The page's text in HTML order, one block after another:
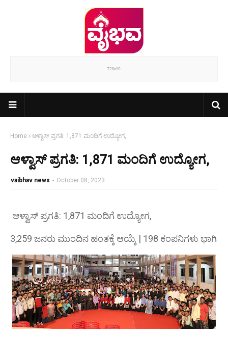
Home ಆಳ್ವಾಸ್ ಪ್ರಗತಿ: 1,871 ಮಂದಿಗೆ ಉದ್ಯೋಗ,
ಆಳ್ವಾಸ್ ಪ್ರಗತಿ: 1,871 ಮಂದಿಗೆ ಉದ್ಯೋಗ,
vaibhav news - October 08, 2023
ಆಳ್ವಾಸ್ ಪ್ರಗತಿ: 1,871 ಮಂದಿಗೆ ಉದ್ಯೋಗ,
3,259 ಜನರು ಮುಂದಿನ ಹಂತಕ್ಕೆ ಆಯ್ಕೆ | 198 ಕಂಪನಿಗಳು ಭಾಗಿ